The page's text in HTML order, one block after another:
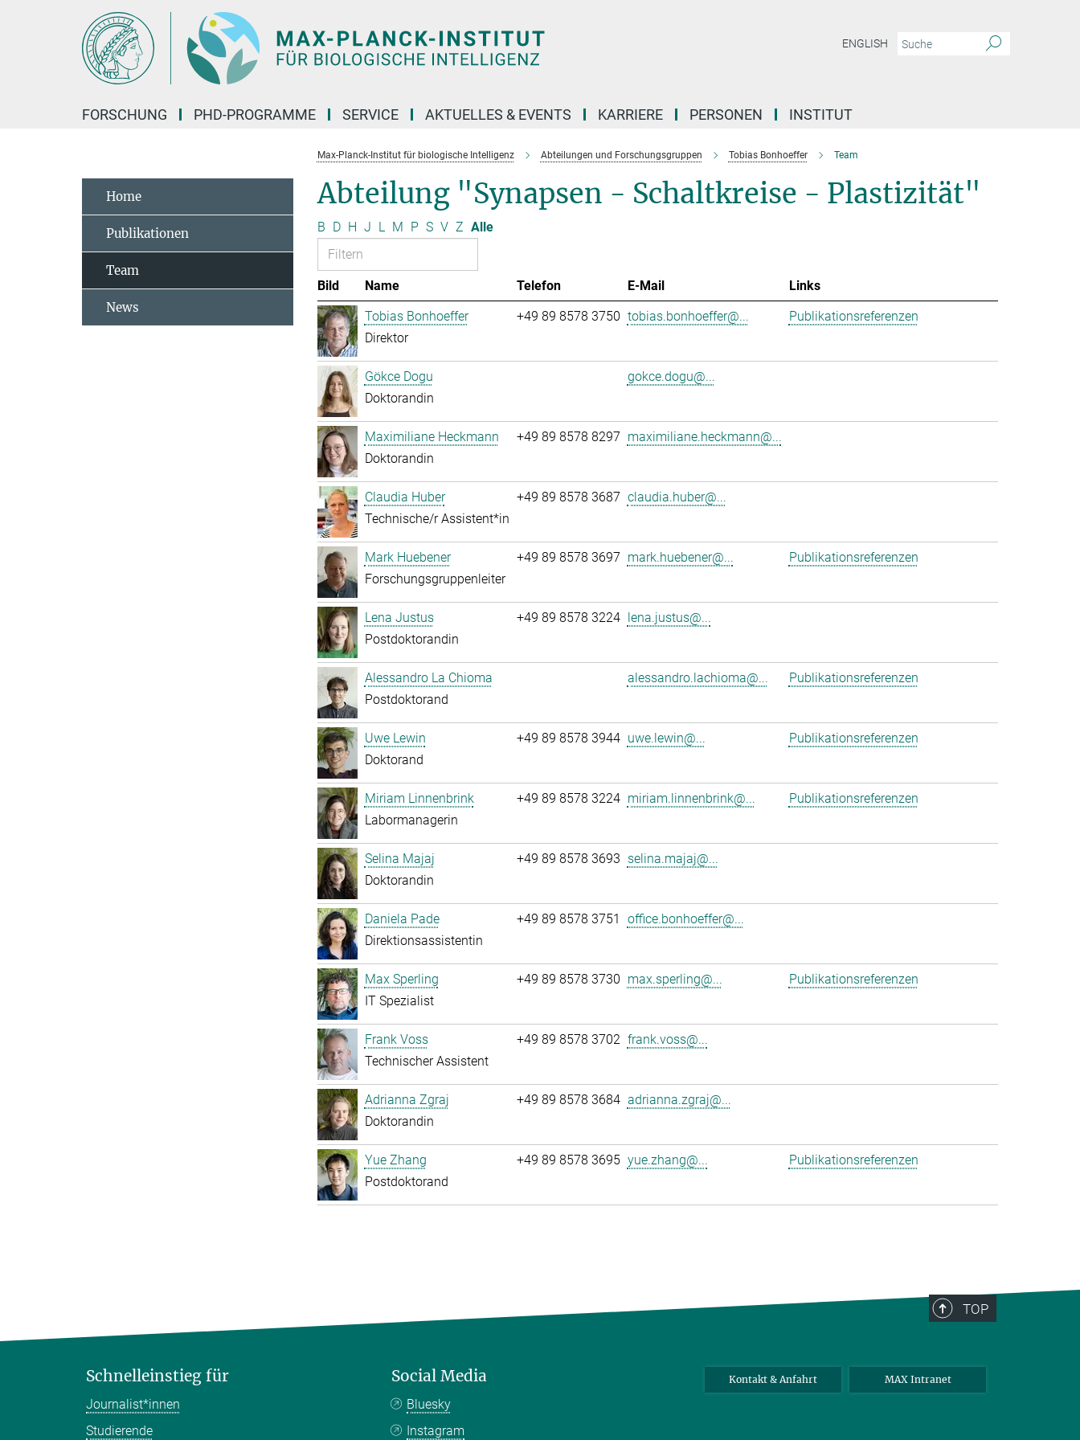
ENGLISH
FORSCHUNG PHD-PROGRAMME SERVICE AKTUELLES & EVENTS KARRIERE PERSONEN INSTITUT
Max-Planck-Institut für biologische Intelligenz Abteilungen und Forschungsgruppen Tobias Bonhoeffer Team
Abteilung "Synapsen - Schaltkreise - Plastizität"
B D H J L M P S V Z Alle
Bild Name Telefon E-Mail
Links
Tobias Bonhoeffer
Direktor
+49 89 8578 3750 tobias.bonhoeffer@... Publikationsreferenzen
Gökce Dogu
Doktorandin
gokce.dogu@...
Maximiliane Heckmann
Doktorandin
+49 89 8578 8297 maximiliane.heckmann@...
Claudia Huber
Technische/r Assistent*in
+49 89 8578 3687 claudia.huber@...
Mark Huebener
Forschungsgruppenleiter
+49 89 8578 3697 mark.huebener@... Publikationsreferenzen
Lena Justus
Postdoktorandin
+49 89 8578 3224 lena.justus@...
Alessandro La Chioma
Postdoktorand
alessandro.lachioma@... Publikationsreferenzen
Uwe Lewin
Doktorand
+49 89 8578 3944 uwe.lewin@... Publikationsreferenzen
Miriam Linnenbrink
Labormanagerin
+49 89 8578 3224 miriam.linnenbrink@... Publikationsreferenzen
Selina Majaj
Doktorandin
+49 89 8578 3693 selina.majaj@...
Daniela Pade
Direktionsassistentin
+49 89 8578 3751 office.bonhoeffer@...
Max Sperling
IT Spezialist
+49 89 8578 3730 max.sperling@... Publikationsreferenzen
Frank Voss
Technischer Assistent
+49 89 8578 3702 frank.voss@...
Adrianna Zgraj
Doktorandin
+49 89 8578 3684 adrianna.zgraj@...
Yue Zhang
Postdoktorand
+49 89 8578 3695 yue.zhang@... Publikationsreferenzen
Home
Publikationen
Team
News
TOP
Schnelleinstieg für
Journalist*innen
Studierende
Social Media
Bluesky
Instagram
Kontakt & Anfahrt MAX Intranet